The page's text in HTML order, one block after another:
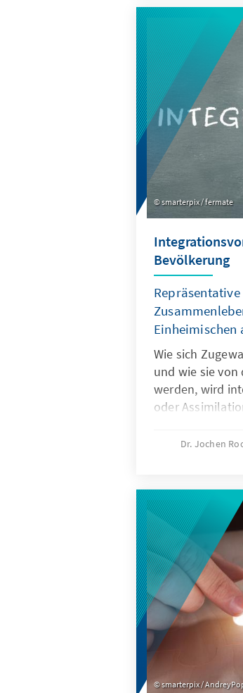
aufbauen.
Einnahmen aus
und
smarterpix / fermate
Bevölkerung
Einheimischen
Wie sich
und wie sie
werden, wird
oder
emotional
haben die
deren Eltern
keinen
Dr. Jochen
smarterpix /